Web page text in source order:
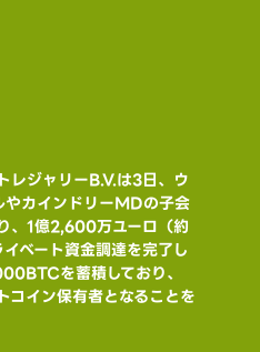
レジャリーB.V.は3日、ウ
やカインドリーMDの子会
、1億2,600万ユーロ（約
ベート資金調達を完了し
を蓄積しており、
コイン保有者となることを